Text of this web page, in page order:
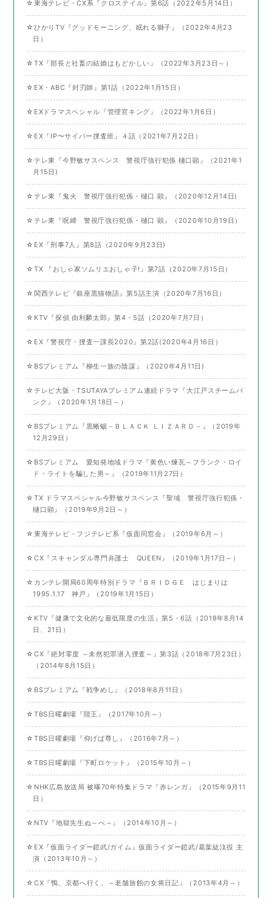
☆東海テレビ・CX系『クロステイル』第6話（2022年5月14日）
☆ひかりTV『グッドモーニング、眠れる獅子』（2022年4月23
日）
☆TX『部長と社畜の結婚はもどかしい』（2022年3月23日～）
☆EX・ABC『封刃師』第1話（2022年1月15日）
☆EXドラマスペシャル『管理官キング』（2022年1月6日）
☆EX『IP〜サイバー捜査班』４話（2021年7月22日）
☆テレ東『今野敏サスペンス 警視庁強行犯係 樋口顕』（2021年1
月15日)
☆テレ東『鬼火 警視庁強行犯係・樋口 顕』（2020年12月14日)
☆テレ東『呪縛 警視庁強行犯係・樋口 顕』（2020年10月19日）
☆EX『刑事7人』第8話（2020年9月23日)
☆TX 『おしゃ家ソムリエおしゃ子!』第7話（2020年7月15日）
☆関西テレビ『銀座黒猫物語』第5話主演（2020年7⽉16⽇）
☆KTV『探偵 由利麟太郎』第4・5話（2020年7月7日）
☆EX『警視庁・捜査一課長2020』第2話(2020年4月16日）
☆BSプレミアム『柳生一族の陰謀』（2020年4月11日)
☆テレビ大阪・TSUTAYAプレミアム連続ドラマ『大江戸スチームパ
ンク』（2020年1月18日～）
☆BSプレミアム『黒蜥蜴－ＢＬＡＣＫ ＬＩＺＡＲＤ－』（2019年
12月29日）
☆BSプレミアム 愛知発地域ドラマ『黄色い煉瓦～フランク・ロイ
ド・ライトを騙した男～』（2019年11月27日）
☆TX ドラマスペシャル今野敏サスペンス『聖域 警視庁強行犯係・
樋口顕』（2019年9月2日～）
☆東海テレビ・フジテレビ系『仮面同窓会』（2019年6月～）
☆CX『スキャンダル専門弁護士 QUEEN』（2019年1月17日～）
☆カンテレ開局60周年特別ドラマ『ＢＲＩＤＧＥ はじまりは
1995.1.17 神戸』（2019年1月15日）
☆KTV『健康で文化的な最低限度の生活』第5・6話（2018年8月14
日、21日）
☆CX『絶対零度 ～未然犯罪潜入捜査～』第3話（2018年7月23日）
（2014年8月15日）
☆BSプレミアム『戦争めし』（2018年8月11日）
☆TBS日曜劇場『陸王』（2017年10月～）
☆TBS日曜劇場『仰げば尊し』（2016年7月～）
☆TBS日曜劇場『下町ロケット』（2015年10月～）
☆NHK広島放送局 被曝70年特集ドラマ『赤レンガ』（2015年9月11
日）
☆NTV『地獄先生ぬ～べ～』（2014年10月～）
☆EX『仮面ライダー鎧武/ガイム』仮面ライダー鎧武/葛葉紘汰役 主
演（2013年10月～）
☆CX『鴨、京都へ行く。～老舗旅館の女将日記』（2013年4月～）